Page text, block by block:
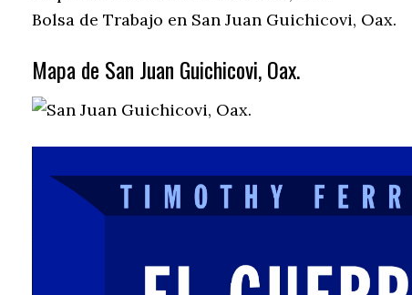
Bolsa de Trabajo en San Juan Guichicovi, Oax.
Mapa de San Juan Guichicovi, Oax.